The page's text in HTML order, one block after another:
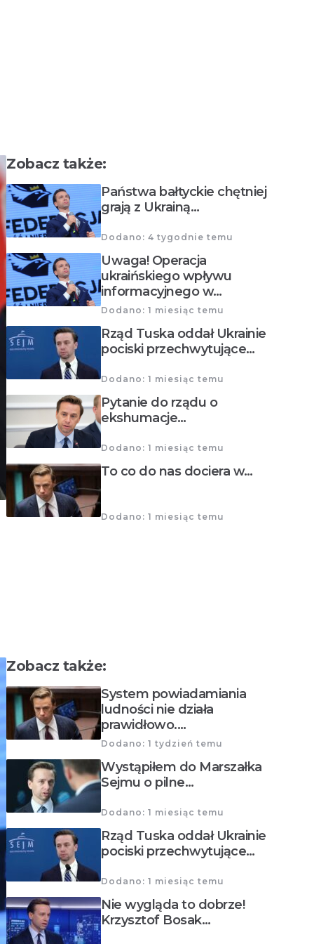
Zobacz także:
Państwa bałtyckie chętniej
grają z Ukrainą…
Dodano: 4 tygodnie temu
Uwaga! Operacja
ukraińskiego wpływu
informacyjnego w…
Dodano: 1 miesiąc temu
Rząd Tuska oddał Ukrainie
pociski przechwytujące…
Dodano: 1 miesiąc temu
Pytanie do rządu o
ekshumacje…
Dodano: 1 miesiąc temu
To co do nas dociera w…
Dodano: 1 miesiąc temu
Zobacz także:
System powiadamiania
ludności nie działa
prawidłowo.…
Dodano: 1 tydzień temu
Wystąpiłem do Marszałka
Sejmu o pilne…
Dodano: 1 miesiąc temu
Rząd Tuska oddał Ukrainie
pociski przechwytujące…
Dodano: 1 miesiąc temu
Nie wygląda to dobrze!
Krzysztof Bosak…